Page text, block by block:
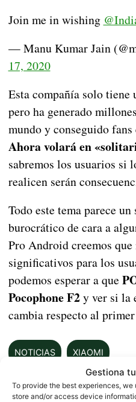
Gestiona
To provide the best experiences,
store and/or access device
Join me in wishing
— Manu Kumar Jain
17, 2020
Esta compañía solo
pero ha generado
mundo y conseguido
Ahora volará en
sabremos los usuarios si
realicen serán
Todo este tema parece
burocrático de cara a
Pro Android creemos
significativos para los
podemos esperar a que
Pocophone F2y ver si la
cambia respecto al
NOTICIAS XIAOMI